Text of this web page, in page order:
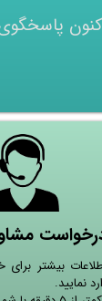
بیشتر برای
نمایید.